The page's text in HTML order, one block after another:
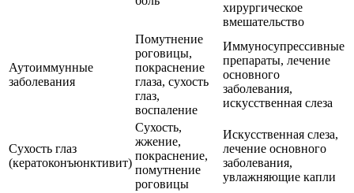
хирургическое
вмешательство
Аутоиммунные
заболевания
Помутнение
роговицы,
покраснение
глаза, сухость
глаз,
воспаление
Иммуносупрессивные
препараты, лечение
основного
заболевания,
искусственная слеза
Сухость глаз
(кератоконъюнктивит)
Сухость,
жжение,
покраснение,
помутнение
роговицы
Искусственная слеза,
лечение основного
заболевания,
увлажняющие капли